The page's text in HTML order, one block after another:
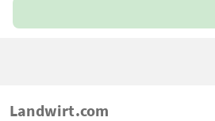
Landwirt.com